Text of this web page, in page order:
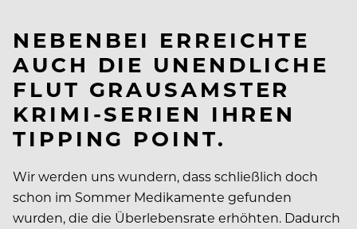
NEBENBEI ERREICHTE
AUCH DIE UNENDLICHE
FLUT GRAUSAMSTER
KRIMI-SERIEN IHREN
TIPPING POINT.
Wir werden uns wundern, dass schließlich doch
schon im Sommer Medikamente gefunden
wurden, die die Überlebensrate erhöhten. Dadurch